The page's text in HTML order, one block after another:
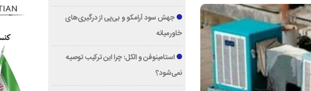
جهش سود آرامکو و بی‌پی از درگیری‌های
خاورمیانه
استامینوفن و الکل؛ چرا این ترکیب توصیه
نمی‌شود؟